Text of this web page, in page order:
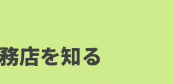
店を知る